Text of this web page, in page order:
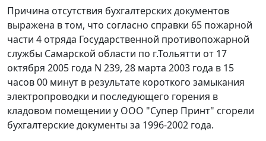
Причина отсутствия бухгалтерских документов
выражена в том, что согласно справки 65 пожарной
части 4 отряда Государственной противопожарной
службы Самарской области по г.Тольятти от 17
октября 2005 года N 239, 28 марта 2003 года в 15
часов 00 минут в результате короткого замыкания
электропроводки и последующего горения в
кладовом помещении у ООО "Супер Принт" сгорели
бухгалтерские документы за 1996-2002 года.